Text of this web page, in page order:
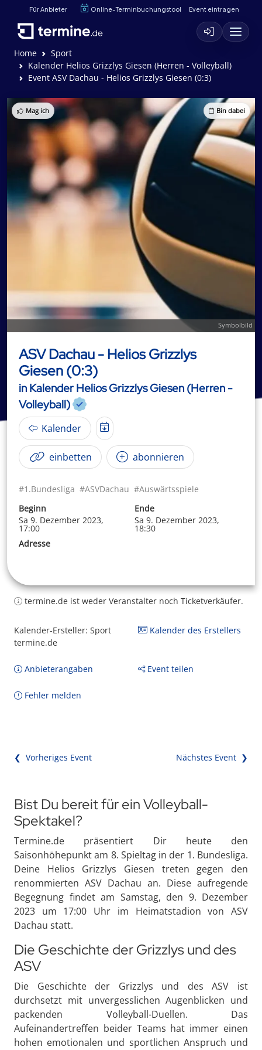
Für Anbieter Online-Terminbuchungstool Event eintragen
Home
Sport
Kalender Helios Grizzlys Giesen (Herren - Volleyball)
Event ASV Dachau - Helios Grizzlys Giesen (0:3)
Mag ich Bin dabei
Symbolbild
ASV Dachau - Helios Grizzlys
Giesen (0:3)
in Kalender Helios Grizzlys Giesen (Herren -
Volleyball)
Kalender
einbetten abonnieren
#1.Bundesliga #ASVDachau #Auswärtsspiele
Beginn
Sa 9. Dezember 2023,
17:00
Ende
Sa 9. Dezember 2023,
18:30
Adresse
termine.de ist weder Veranstalter noch Ticketverkäufer.
Kalender-Ersteller: Sport
termine.de
Kalender des Erstellers
Anbieterangaben Event teilen
Fehler melden
❮ Vorheriges Event Nächstes Event ❯
Bist Du bereit für ein Volleyball-
Spektakel?
Termine.de präsentiert Dir heute den
Saisonhöhepunkt am 8. Spieltag in der 1. Bundesliga.
Deine Helios Grizzlys Giesen treten gegen den
renommierten ASV Dachau an. Diese aufregende
Begegnung findet am Samstag, den 9. Dezember
2023 um 17:00 Uhr im Heimatstadion von ASV
Dachau statt.
Die Geschichte der Grizzlys und des
ASV
Die Geschichte der Grizzlys und des ASV ist
durchsetzt mit unvergesslichen Augenblicken und
packenden Volleyball-Duellen. Das
Aufeinandertreffen beider Teams hat immer einen
hohen emotionalen und sportlichen Anspruch und